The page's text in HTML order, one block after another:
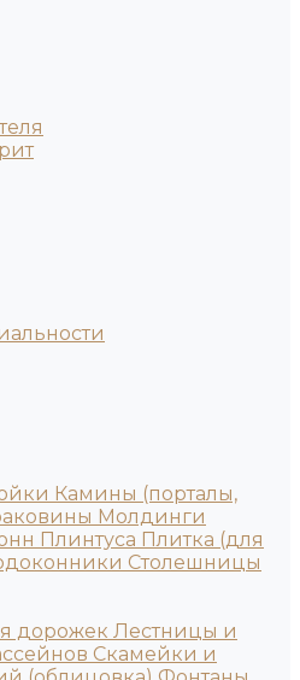
Камины (порталы,
Молдинги
Плинтуса Плитка (для
Столешницы
дорожек Лестницы и
Скамейки и